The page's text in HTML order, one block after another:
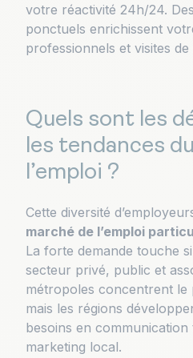
votre réactivité 24h/24.
ponctuels enrichissent
professionnels et visites de
Quels sont les
les tendances
l’emploi ?
Cette diversité
marché de l’emploi
La forte demande touche
secteur privé, public et
métropoles concentrent le
mais les régions
besoins en
marketing local.